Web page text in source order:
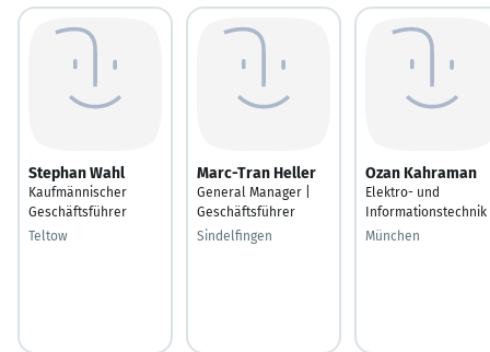
Stephan Wahl
Kaufmännischer
Geschäftsführer
Teltow
Marc-Tran Heller
General Manager |
Geschäftsführer
Sindelfingen
Ozan Kahraman
Elektro- und
Informationstechnik
München